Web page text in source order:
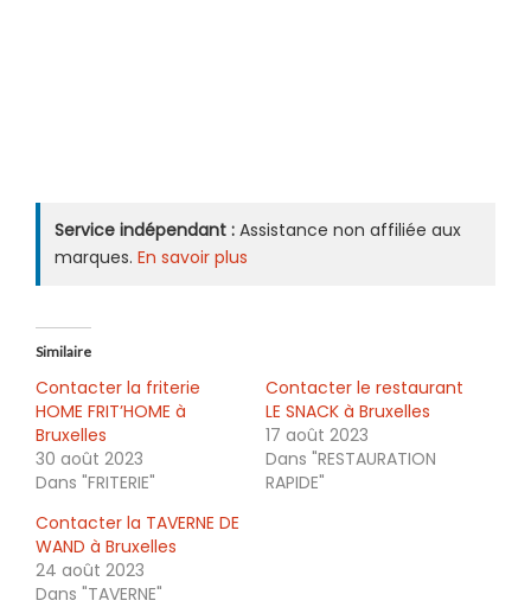
Service indépendant : Assistance non affiliée aux
marques. En savoir plus
Similaire
Contacter la friterie
HOME FRIT’HOME à
Bruxelles
30 août 2023
Dans "FRITERIE"
Contacter le restaurant
LE SNACK à Bruxelles
17 août 2023
Dans "RESTAURATION
RAPIDE"
Contacter la TAVERNE DE
WAND à Bruxelles
24 août 2023
Dans "TAVERNE"